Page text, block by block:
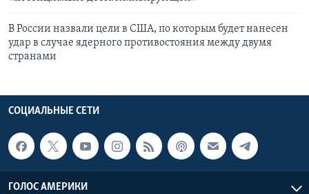
В России назвали цели в США, по которым будет нанесен
удар в случае ядерного противостояния между двумя
странами
СОЦИАЛЬНЫЕ СЕТИ
ГОЛОС АМЕРИКИ